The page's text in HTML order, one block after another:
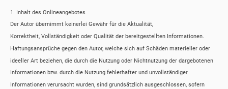
1. Inhalt des Onlineangebotes
Der Autor übernimmt keinerlei Gewähr für die Aktualität,
Korrektheit, Vollständigkeit oder Qualität der bereitgestellten Informationen.
Haftungsansprüche gegen den Autor, welche sich auf Schäden materieller oder
ideeller Art beziehen, die durch die Nutzung oder Nichtnutzung der dargebotenen
Informationen bzw. durch die Nutzung fehlerhafter und unvollständiger
Informationen verursacht wurden, sind grundsätzlich ausgeschlossen, sofern